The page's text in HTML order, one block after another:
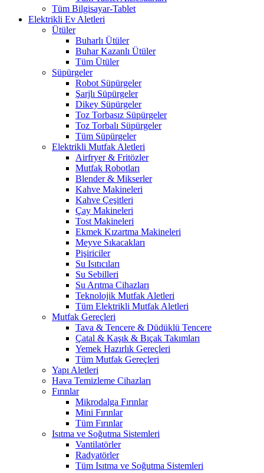
Tüm Bilgisayar-Tablet
Elektrikli Ev Aletleri
Ütüler
Buharlı Ütüler
Buhar Kazanlı Ütüler
Tüm Ütüler
Süpürgeler
Robot Süpürgeler
Şarjlı Süpürgeler
Dikey Süpürgeler
Toz Torbasız Süpürgeler
Toz Torbalı Süpürgeler
Tüm Süpürgeler
Elektrikli Mutfak Aletleri
Airfryer & Fritözler
Mutfak Robotları
Blender & Mikserler
Kahve Makineleri
Kahve Çeşitleri
Çay Makineleri
Tost Makineleri
Ekmek Kızartma Makineleri
Meyve Sıkacakları
Pişiriciler
Su Isıtıcıları
Su Sebilleri
Su Arıtma Cihazları
Teknolojik Mutfak Aletleri
Tüm Elektrikli Mutfak Aletleri
Mutfak Gereçleri
Tava & Tencere & Düdüklü Tencere
Çatal & Kaşık & Bıçak Takımları
Yemek Hazırlık Gereçleri
Tüm Mutfak Gereçleri
Yapı Aletleri
Hava Temizleme Cihazları
Fırınlar
Mikrodalga Fırınlar
Mini Fırınlar
Tüm Fırınlar
Isıtma ve Soğutma Sistemleri
Vantilatörler
Radyatörler
Tüm Isıtma ve Soğutma Sistemleri